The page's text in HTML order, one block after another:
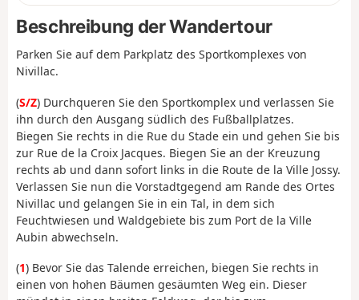
Beschreibung der Wandertour
Parken Sie auf dem Parkplatz des Sportkomplexes von
Nivillac.
(S/Z) Durchqueren Sie den Sportkomplex und verlassen Sie
ihn durch den Ausgang südlich des Fußballplatzes.
Biegen Sie rechts in die Rue du Stade ein und gehen Sie bis
zur Rue de la Croix Jacques. Biegen Sie an der Kreuzung
rechts ab und dann sofort links in die Route de la Ville Jossy.
Verlassen Sie nun die Vorstadtgegend am Rande des Ortes
Nivillac und gelangen Sie in ein Tal, in dem sich
Feuchtwiesen und Waldgebiete bis zum Port de la Ville
Aubin abwechseln.
(1) Bevor Sie das Talende erreichen, biegen Sie rechts in
einen von hohen Bäumen gesäumten Weg ein. Dieser